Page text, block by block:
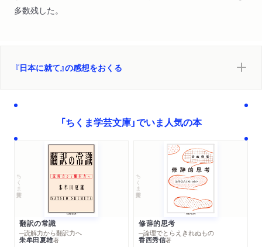
多数残した。
『日本に就て』の感想をおくる
「ちくま学芸文庫」でいま人気の本
ちくま学芸文庫
翻訳の常識
─読解力から翻訳力へ
朱牟田夏雄著
ちくま学芸文庫
修辞的思考
─論理でとらえきれぬもの
香西秀信著